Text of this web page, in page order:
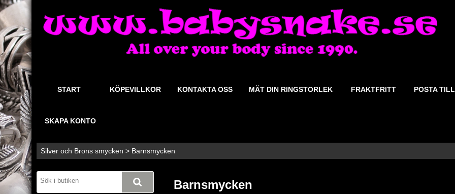
START KÖPEVILLKOR KONTAKTA OSS MÄT DIN RINGSTORLEK FRAKTFRITT POSTA
SKAPA KONTO
Silver och Brons smycken > Barnsmycken
Barnsmycken